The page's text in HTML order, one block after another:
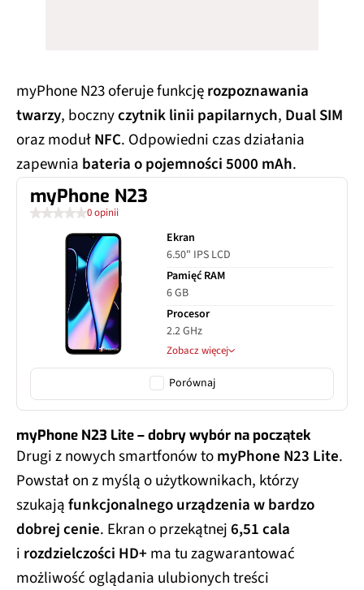
myPhone N23 oferuje funkcjęrozpoznawania
twarzy, bocznyczytnik linii papilarnych, Dual SIM
oraz modułNFC. Odpowiedni czas działania
zapewnia bateria o pojemności 5000 mAh.
myPhone N23
0 opinii
Ekran
6.50" IPS LCD
Pamięć RAM
6 GB
Procesor
2.2 GHz
Zobacz więcej
Porównaj
myPhone N23 Lite – dobry wybór na początek
Drugi z nowych smartfonów tomyPhone N23 Lite.
Powstał on z myślą o użytkownikach, którzy
szukająfunkcjonalnego urządzenia w bardzo
dobrej cenie. Ekran o przekątnej6,51 cala
i rozdzielczości HD+ma tu zagwarantować
możliwość oglądania ulubionych treści